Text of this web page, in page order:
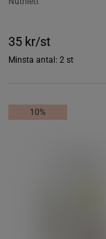
35 kr/st
Minsta antal: 2 st
10%